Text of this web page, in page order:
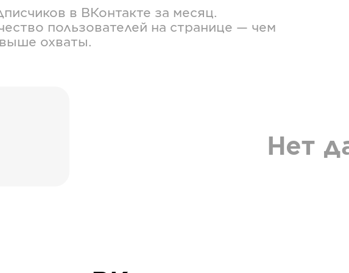
в ВКонтакте за месяц.
пользователей на странице — чем
охваты.
Нет